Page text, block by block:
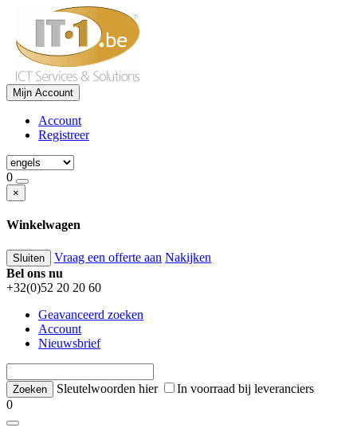
Mijn Account
Account
Registreer
0
×
Winkelwagen
Sluiten Vraag een offerte aan Nakijken
Bel ons nu
+32(0)52 20 20 60
Geavanceerd zoeken
Account
Nieuwsbrief
Sleutelwoorden hier
In voorraad bij leveranciers
0